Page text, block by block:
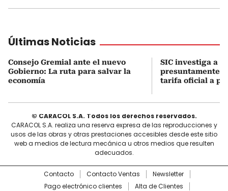
Últimas Noticias
Consejo Gremial ante el nuevo
Gobierno: La ruta para salvar la
economía
SIC investiga a 7
presuntamente
tarifa oficial a
© CARACOL S.A. Todos los derechos reservados.
CARACOL S.A. realiza una reserva expresa de las reproducciones y
usos de las obras y otras prestaciones accesibles desde este sitio
web a medios de lectura mecánica u otros medios que resulten
adecuados.
Contacto Contacto Ventas
Newsletter
Pago electrónico clientes
Alta de Clientes